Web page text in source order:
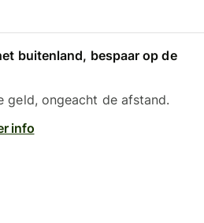
buitenland, bespaar op de
geld, ongeacht de afstand.
info